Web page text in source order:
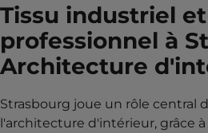
Tissu industriel et
professionnel à
Architecture
Strasbourg joue un rôle central
l'architecture d'intérieur, grâce